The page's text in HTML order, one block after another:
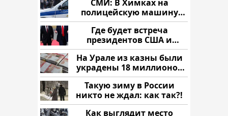
СМИ: В Химках на
полицейскую машину
напали и подожгли.
Где будет встреча
президентов США и
России: Европа?
На Урале из казны были
украдены 18 миллионов
рублей
Такую зиму в России
никто не ждал: как так?!
Как выглядит место